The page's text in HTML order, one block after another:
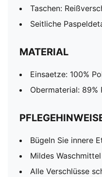
Taschen:
Seitliche
MATERIAL
Einsaetze: 100%
Obermaterial: 89%
Bügeln Sie innere
Mildes
Alle Verschlüsse